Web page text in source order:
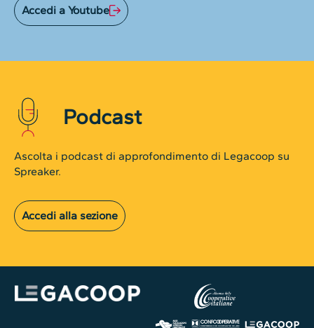
Accedi a Youtube
Podcast
Ascolta i podcast di approfondimento di Legacoop su
Spreaker.
Accedi alla sezione